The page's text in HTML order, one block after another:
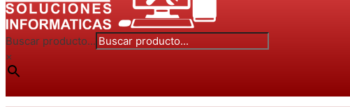
Buscar producto...
×